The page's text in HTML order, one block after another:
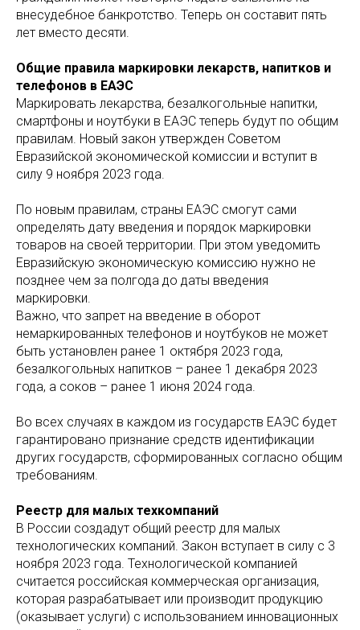
внесудебное банкротство. Теперь он составит пять
лет вместо десяти.
Общие правила маркировки лекарств, напитков и
телефонов в ЕАЭС
Маркировать лекарства, безалкогольные напитки,
смартфоны и ноутбуки в ЕАЭС теперь будут по общим
правилам. Новый закон утвержден Советом
Евразийской экономической комиссии и вступит в
силу 9 ноября 2023 года.
По новым правилам, страны ЕАЭС смогут сами
определять дату введения и порядок маркировки
товаров на своей территории. При этом уведомить
Евразийскую экономическую комиссию нужно не
позднее чем за полгода до даты введения
маркировки.
Важно, что запрет на введение в оборот
немаркированных телефонов и ноутбуков не может
быть установлен ранее 1 октября 2023 года,
безалкогольных напитков – ранее 1 декабря 2023
года, а соков – ранее 1 июня 2024 года.
Во всех случаях в каждом из государств ЕАЭС будет
гарантировано признание средств идентификации
других государств, сформированных согласно общим
требованиям.
Реестр для малых техкомпаний
В России создадут общий реестр для малых
технологических компаний. Закон вступает в силу с 3
ноября 2023 года. Технологической компанией
считается российская коммерческая организация,
которая разрабатывает или производит продукцию
(оказывает услуги) с использованием инновационных